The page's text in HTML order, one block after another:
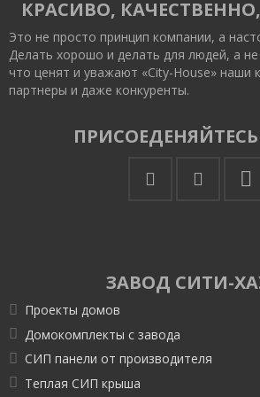
КРАСИВО,
Это не просто принцип компании, а
Делать хорошо и делать для людей, а не
что ценят и уважают «City-House» наши
партнеры и даже конкуренты.
ЗАВОД СИТИ-
Проекты домов
Домокомплекты с завода
СИП панели от производителя
Теплая СИП крыша